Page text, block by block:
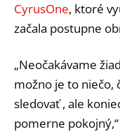
CyrusOne, ktoré
začala postupne
„Neočakávame
možno je to niečo,
sledovať , ale
pomerne